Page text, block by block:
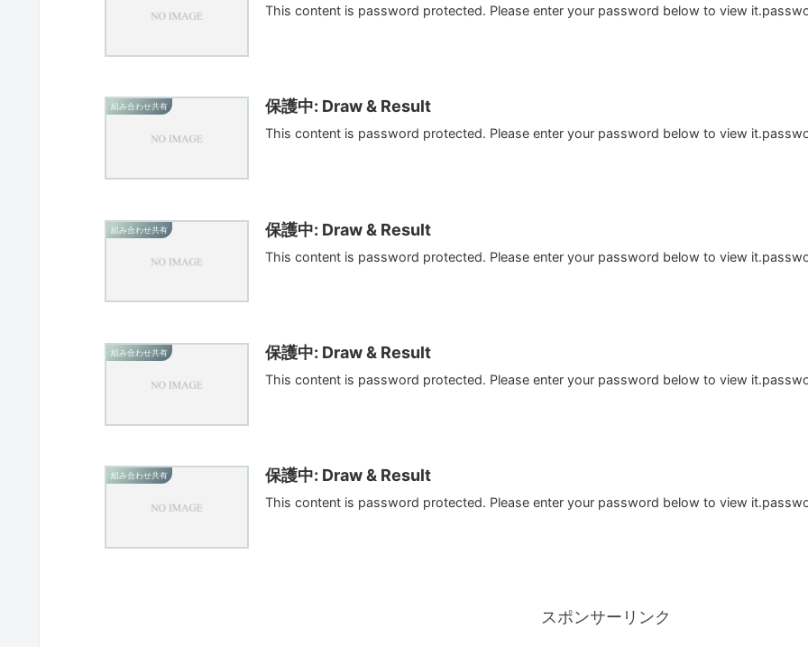
This content is password protected. Please enter your password below to view
組み合わせ共有 保護中: Draw & Result
This content is password protected. Please enter your password below to view
組み合わせ共有 保護中: Draw & Result
This content is password protected. Please enter your password below to view
組み合わせ共有 保護中: Draw & Result
This content is password protected. Please enter your password below to view
組み合わせ共有 保護中: Draw & Result
This content is password protected. Please enter your password below to view
スポンサーリンク